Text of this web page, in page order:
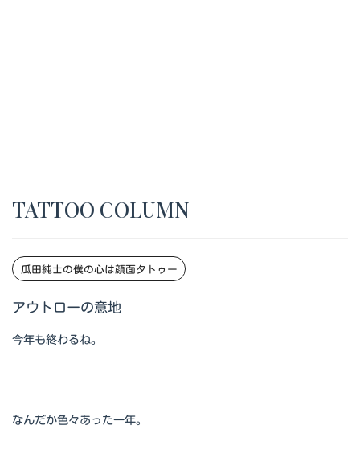
TATTOO COLUMN
瓜田純士の僕の心は顔面タトゥー
アウトローの意地
今年も終わるね。
なんだか色々あった一年。